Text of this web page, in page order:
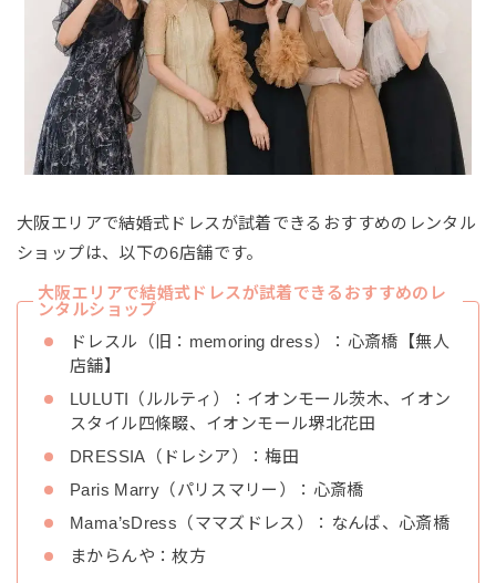
大阪エリアで結婚式ドレスが試着できるおすすめのレンタル
ショップは、以下の6店舗です。
大阪エリアで結婚式ドレスが試着できるおすすめのレ
ンタルショップ
ドレスル（旧：memoring dress）：心斎橋【無人
店舗】
LULUTI（ルルティ）：イオンモール茨木、イオン
スタイル四條畷、イオンモール堺北花田
DRESSIA（ドレシア）：梅田
Paris Marry（パリスマリー）：心斎橋
Mama’sDress（ママズドレス）：なんば、心斎橋
まからんや：枚方